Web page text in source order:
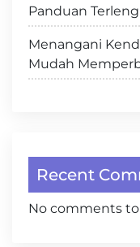
Panduan
Menangani
Mudah
Recent
No comments to